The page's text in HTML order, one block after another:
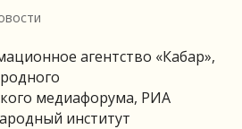
агентство «Кабар»,
медиафорума, РИА
институт